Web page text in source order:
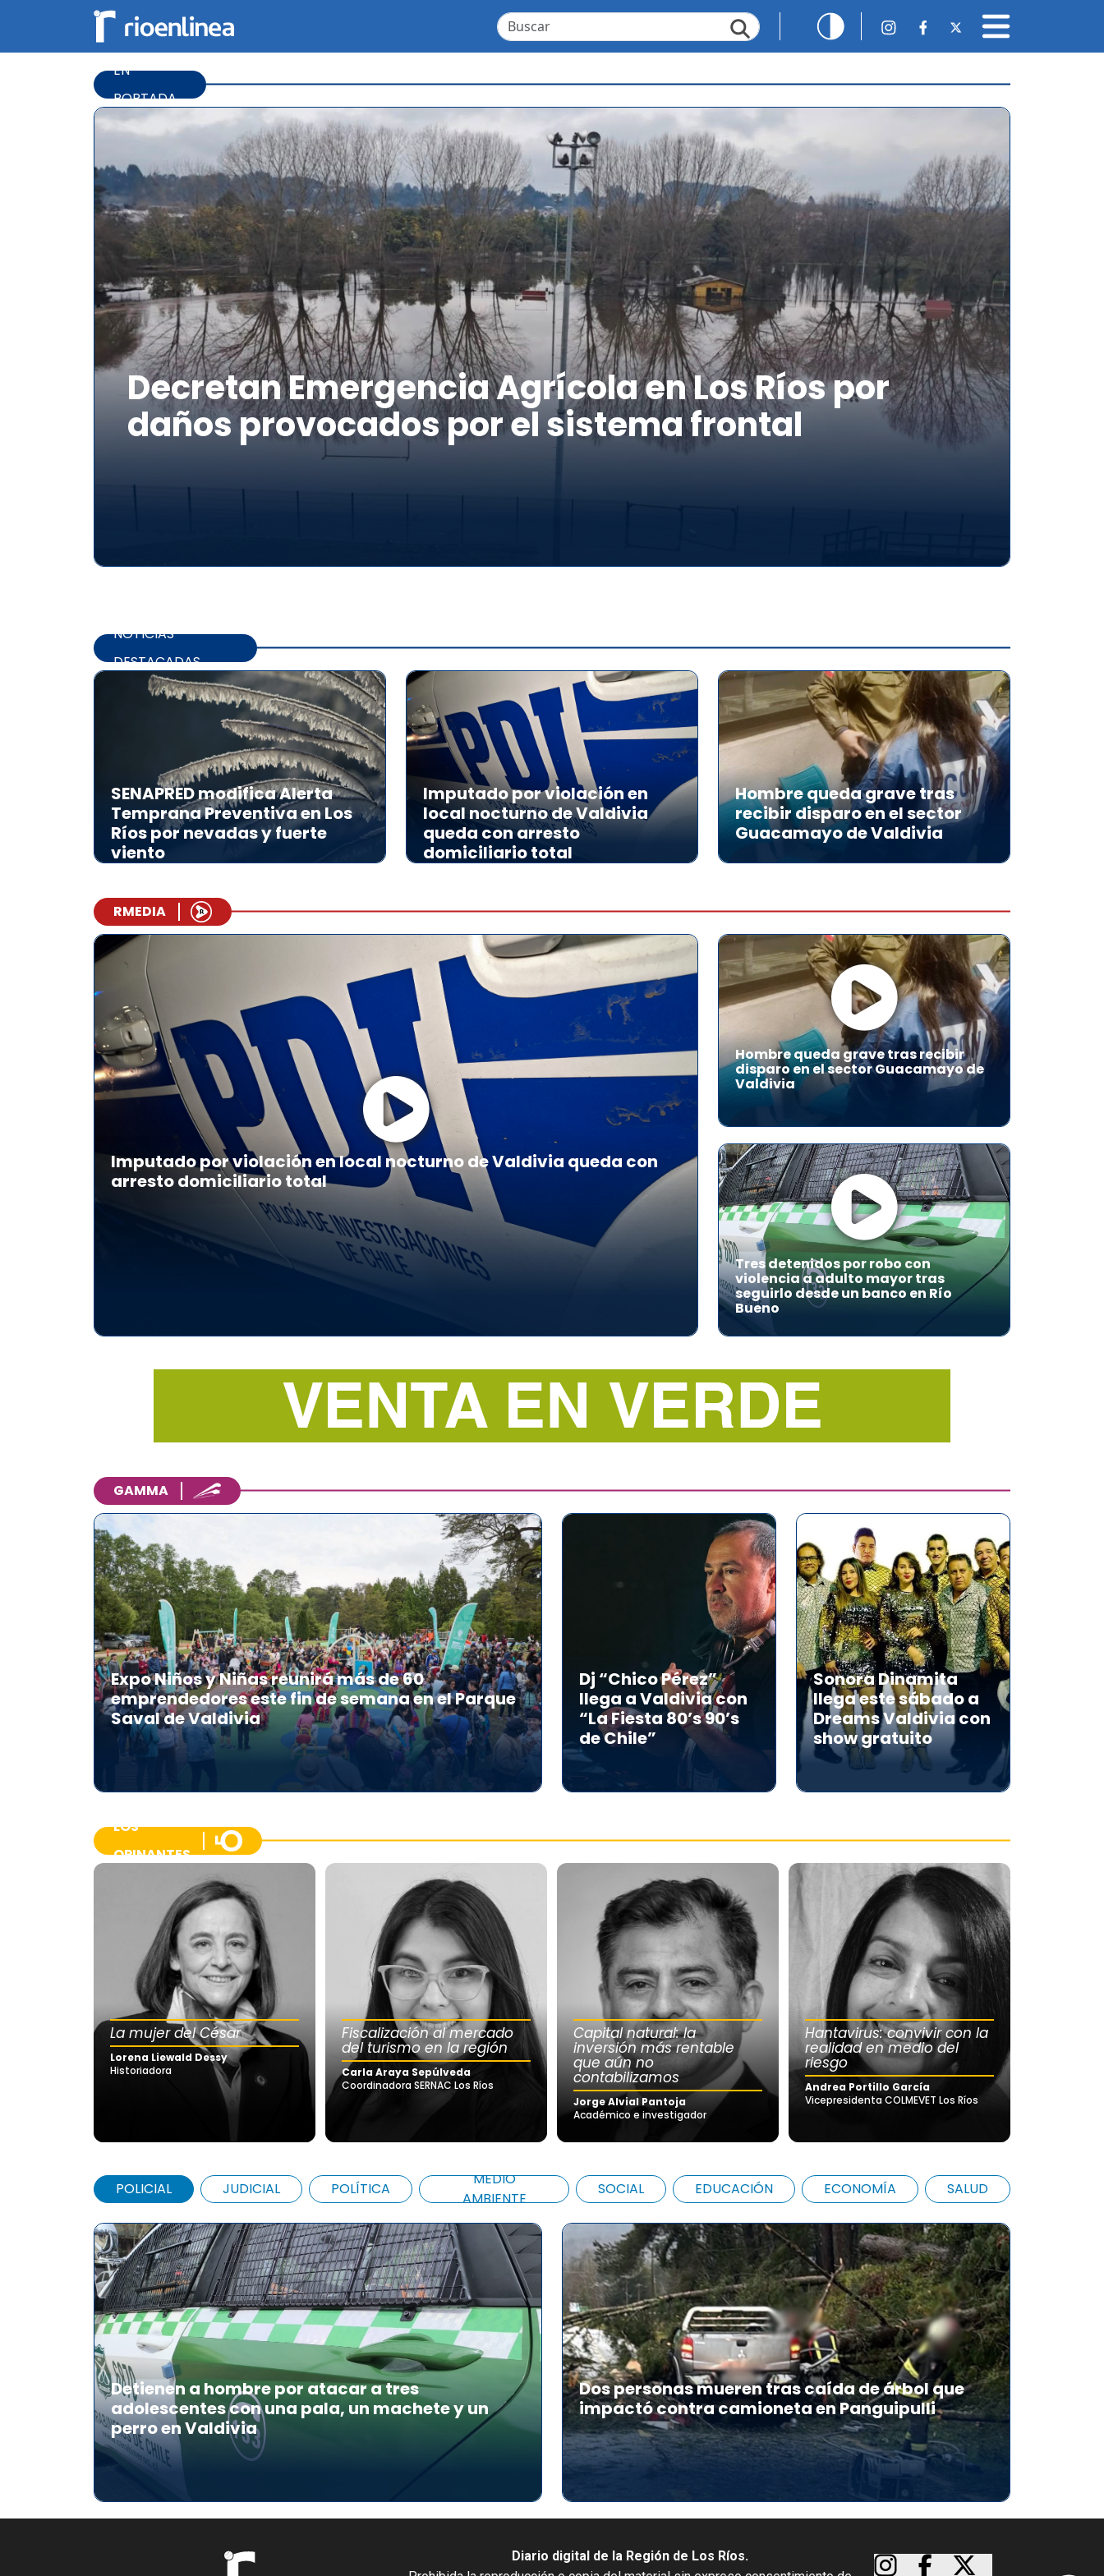
EN
PORTADA
Decretan Emergencia Agrícola en Los Ríos por
daños provocados por el sistema frontal
NOTICIAS
DESTACADAS
SENAPRED modifica Alerta
Temprana Preventiva en Los
Ríos por nevadas y fuerte
viento
Imputado por violación en
local nocturno de Valdivia
queda con arresto
domiciliario total
Hombre queda grave tras
recibir disparo en el sector
Guacamayo de Valdivia
RMEDIA
Imputado por violación en local nocturno de Valdivia queda con
arresto domiciliario total
Hombre queda grave tras recibir
disparo en el sector Guacamayo de
Valdivia
Tres detenidos por robo con
violencia a adulto mayor tras
seguirlo desde un banco en Río
Bueno
GAMMA
Expo Niños y Niñas reunirá más de 60
emprendedores este fin de semana en el Parque
Saval de Valdivia
Dj “Chico Pérez”
llega a Valdivia con
“La Fiesta 80’s 90’s
de Chile”
Sonora Dinamita
llega este sábado a
Dreams Valdivia con
show gratuito
LOS
OPINANTES
La mujer del César
Lorena Liewald Dessy
Historiadora
Fiscalización al mercado
del turismo en la región
Carla Araya Sepúlveda
Coordinadora SERNAC Los Ríos
Capital natural: la
inversión más rentable
que aún no
contabilizamos
Jorge Alvial Pantoja
Académico e investigador
Hantavirus: convivir con la
realidad en medio del
riesgo
Andrea Portillo García
Vicepresidenta COLMEVET Los Ríos
POLICIAL JUDICIAL POLÍTICA
MEDIO
AMBIENTE
SOCIAL EDUCACIÓN ECONOMÍA SALUD
Detienen a hombre por atacar a tres
adolescentes con una pala, un machete y un
perro en Valdivia
Dos personas mueren tras caída de árbol que
impactó contra camioneta en Panguipulli
Diario digital de la Región de Los Ríos.